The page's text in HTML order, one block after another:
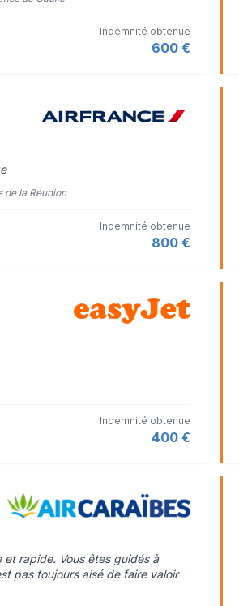
Indemnité obtenue
600 €
de la Réunion
Indemnité obtenue
800 €
Indemnité obtenue
400 €
et rapide. Vous êtes guidés à
pas toujours aisé de faire valoir